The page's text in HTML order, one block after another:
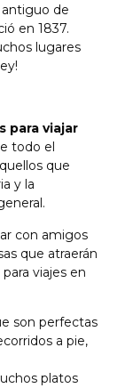
antiguo de
en 1837.
lugares
para viajar
todo el
que
y la
con amigos
que atraerán
viajes en
son perfectas
a pie,
platos